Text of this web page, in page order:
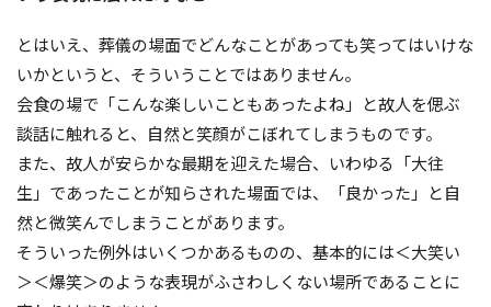
とはいえ、葬儀の場面でどんなことがあっても笑ってはいけな
いかというと、そういうことではありません。
会食の場で「こんな楽しいこともあったよね」と故人を偲ぶ
談話に触れると、自然と笑顔がこぼれてしまうものです。
また、故人が安らかな最期を迎えた場合、いわゆる「大往
生」であったことが知らされた場面では、「良かった」と自
然と微笑んでしまうことがあります。
そういった例外はいくつかあるものの、基本的には＜大笑い
＞＜爆笑＞のような表現がふさわしくない場所であることに